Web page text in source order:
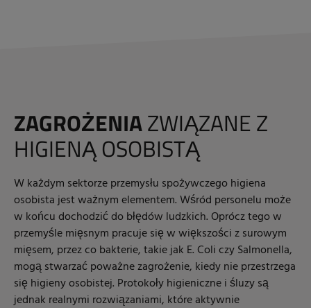
ZAGROŻENIAZWIĄZANE Z
HIGIENĄ OSOBISTĄ
W każdym sektorze przemysłu spożywczego higiena
osobista jest ważnym elementem. Wśród personelu może
w końcu dochodzić do błędów ludzkich. Oprócz tego w
przemyśle mięsnym pracuje się w większości z surowym
mięsem, przez co bakterie, takie jak E. Coli czy Salmonella,
mogą stwarzać poważne zagrożenie, kiedy nie przestrzega
się higieny osobistej. Protokoły higieniczne i śluzy są
jednak realnymi rozwiązaniami, które aktywnie